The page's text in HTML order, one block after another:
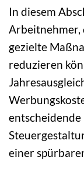
In diesem
Arbeitnehmer,
gezielte
reduzieren
einer